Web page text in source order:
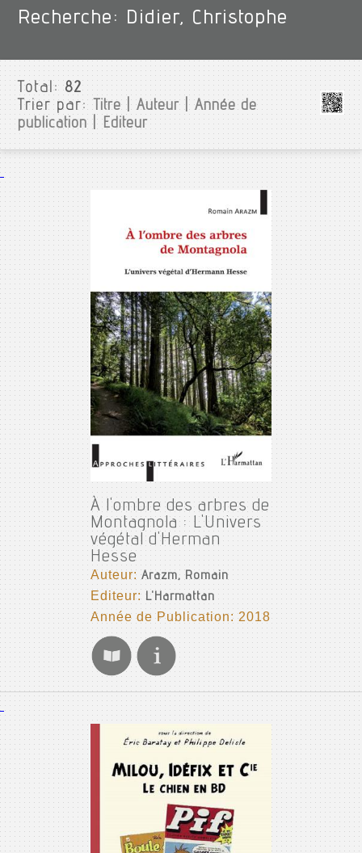
Recherche: Didier, Christophe
Total:82
Trier par: Titre|Auteur|Année de
publication|Editeur
À l'ombre des arbres de
Montagnola : L'Univers
végétal d'Herman
Hesse
Auteur:Arazm, Romain
Editeur: L'Harmattan
Année de Publication: 2018